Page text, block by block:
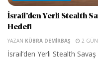
İsrail’den Yerli Stealth
Hedefi
YAZAN KÜBRA DEMIRBAŞ 2
İsrail’den Yerli Stealth